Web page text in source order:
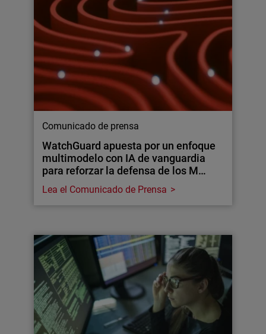
Comunicado de prensa
WatchGuard apuesta por un enfoque
multimodelo con IA de vanguardia
para reforzar la defensa de los M…
Lea el Comunicado de Prensa